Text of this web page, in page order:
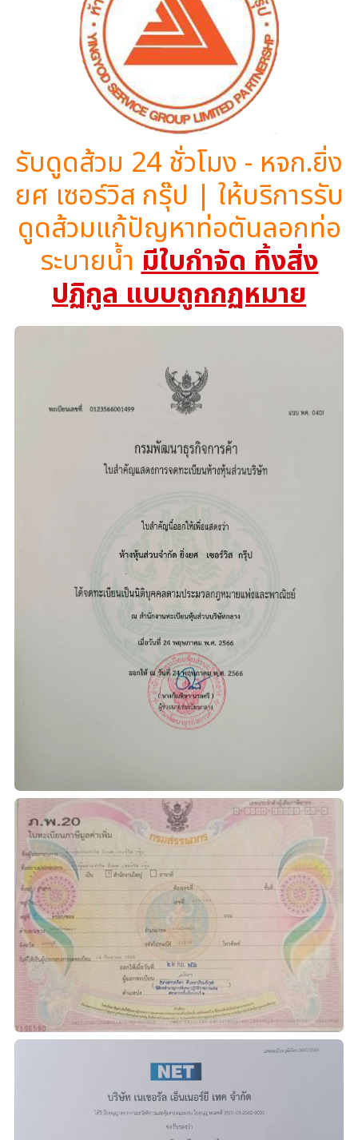
รับดูดส้วม 24 ชั่วโมง - หจก.ยิ่ง
ยศ เซอร์วิส กรุ๊ป | ให้บริการรับ
ดูดส้วมแก้ปัญหาท่อตันลอกท่อ
ระบายน้ำมีใบกำจัด ทิ้งสิ่ง
ปฏิกูล แบบถูกกฏหมาย